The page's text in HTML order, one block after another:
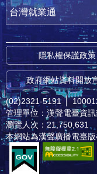
台灣就業通
隱私權保護政策
政府網站資料開放
(02)2321-5191 │
管理單位：漢聲電臺資
瀏覽人次：21,750,631
本網站為漢聲廣播電臺